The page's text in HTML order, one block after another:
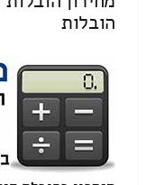
הובלות